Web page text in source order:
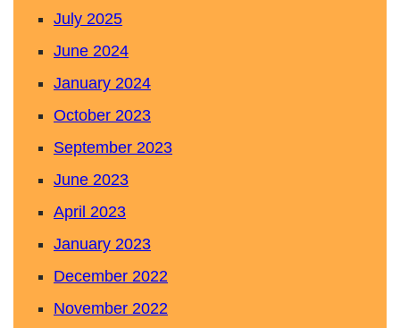
July 2025
June 2024
January 2024
October 2023
September 2023
June 2023
April 2023
January 2023
December 2022
November 2022